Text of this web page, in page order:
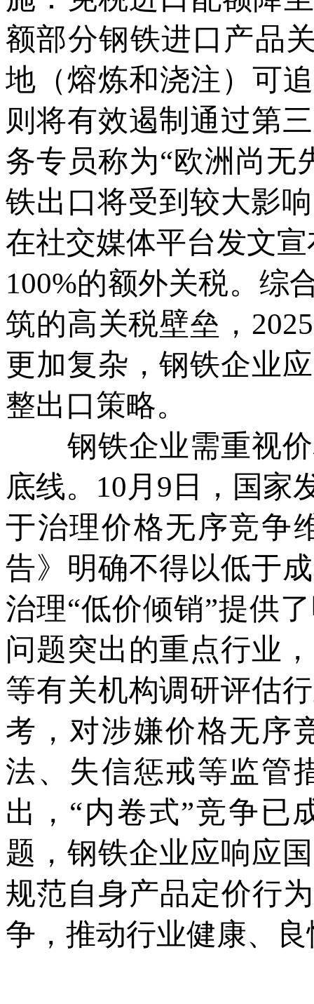
额部分钢铁进口产品
地（熔炼和浇注）可
则将有效遏制通过第
务专员称为“欧洲尚无
铁出口将受到较大影
在社交媒体平台发文
100%的额外关税。综
筑的高关税壁垒，
更加复杂，钢铁企业
整出口策略。
钢铁企业需重视价
底线。10月9日，国家
于治理价格无序竞争
告》明确不得以低于
治理“低价倾销”提供
问题突出的重点行业
等有关机构调研评估
考，对涉嫌价格无序
法、失信惩戒等监管
出，“内卷式”竞争已
题，钢铁企业应响应
规范自身产品定价行
争，推动行业健康、